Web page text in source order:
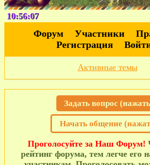
10:56:08
Форум Участники
Регистрация
Активные темы
Задать вопрос
Начать общение
Проголосуйте за Наш Форум!
рейтинг форума, тем легче его